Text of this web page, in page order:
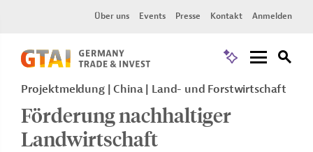
Über uns Events Presse Kontakt Anmelden
Projektmeldung China Land- und Forstwirtschaft
Förderung nachhaltiger
Landwirtschaft